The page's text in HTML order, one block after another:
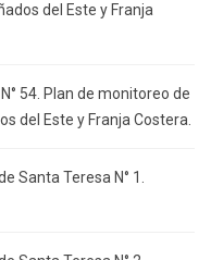
del Este y Franja
54. Plan de monitoreo de
del Este y Franja Costera.
Santa Teresa N° 1.